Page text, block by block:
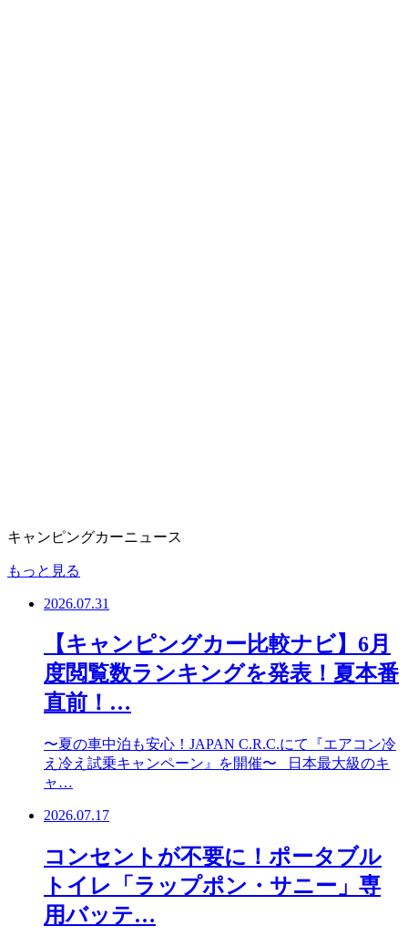
キャンピングカーニュース
もっと見る
2026.07.31
【キャンピングカー比較ナビ】6月
度閲覧数ランキングを発表！夏本番
直前！…
〜夏の車中泊も安心！JAPAN C.R.C.にて『エアコン冷
え冷え試乗キャンペーン』を開催〜 日本最大級のキ
ャ…
2026.07.17
コンセントが不要に！ポータブル
トイレ「ラップポン・サニー」専
用バッテ…